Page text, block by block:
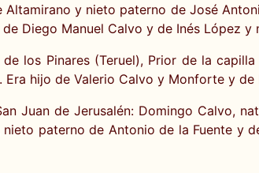
y nieto paterno de José
Diego Manuel Calvo y de Inés López
los Pinares (Teruel), Prior de la
Era hijo de Valerio Calvo y Monforte y
Juan de Jerusalén: Domingo Calvo,
paterno de Antonio de la Fuente